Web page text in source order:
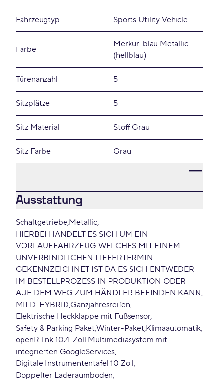
Fahrzeugtyp Sports Utility Vehicle
Farbe
Merkur-blau Metallic
(hellblau)
Türenanzahl 5
Sitzplätze 5
Sitz Material Stoff Grau
Sitz Farbe Grau
Ausstattung
Schaltgetriebe Metallic
HIERBEI HANDELT ES SICH UM EIN
VORLAUFFAHRZEUG WELCHES MIT EINEM
UNVERBINDLICHEN LIEFERTERMIN
GEKENNZEICHNET IST DA ES SICH ENTWEDER
IM BESTELLPROZESS IN PRODUKTION ODER
AUF DEM WEG ZUM HÄNDLER BEFINDEN KANN
MILD-HYBRID Ganzjahresreifen
Elektrische Heckklappe mit Fußsensor
Safety & Parking PaketWinter-Paket Klimaautomatik
openR link 10.4-Zoll Multimediasystem mit
integrierten GoogleServices
Digitale Instrumententafel 10 Zoll
Doppelter Laderaumboden